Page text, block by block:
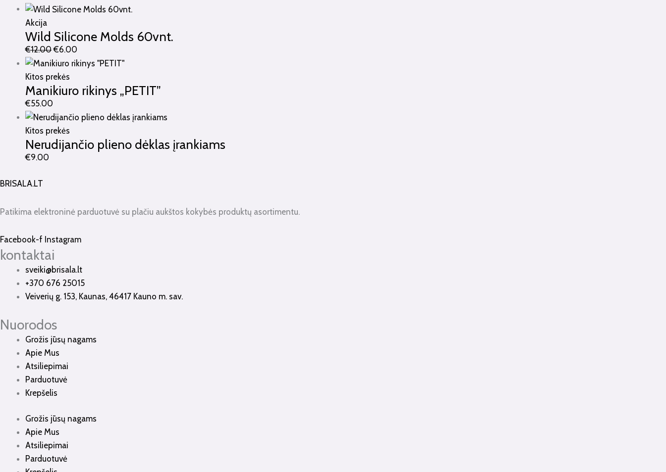
Akcija
Wild Silicone Molds 60vnt.
€12.00 €6.00
Kitos prekės
Manikiuro rikinys „PETIT”
€55.00
Kitos prekės
Nerudijančio plieno dėklas įrankiams
€9.00
BRISALA.LT
Patikima elektroninė parduotuvė su plačiu aukštos kokybės produktų asortimentu.
Facebook-f Instagram
kontaktai
sveiki@brisala.lt
+370 676 25015
Veiverių g. 153, Kaunas, 46417 Kauno m. sav.
Nuorodos
Grožis jūsų nagams
Apie Mus
Atsiliepimai
Parduotuvė
Krepšelis
Grožis jūsų nagams
Apie Mus
Atsiliepimai
Parduotuvė